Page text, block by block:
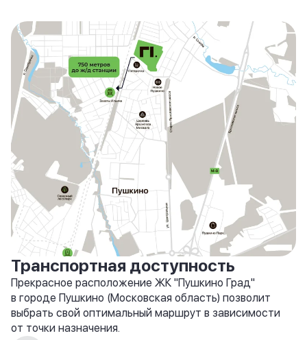
Транспортная доступность
Прекрасное расположение ЖК "Пушкино Град"
в городе Пушкино (Московская область) позволит
выбрать свой оптимальный маршрут в зависимости
от точки назначения.